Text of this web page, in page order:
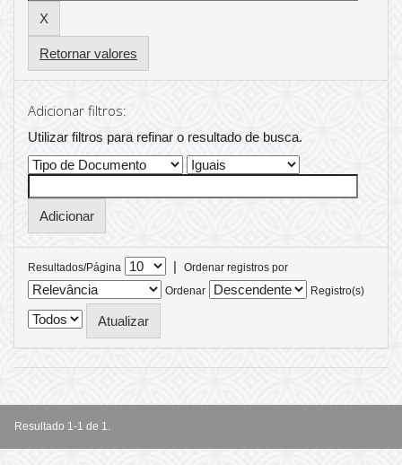
Retornar valores
Adicionar filtros:
Utilizar filtros para refinar o resultado de busca.
Resultados/Página |
Ordenar registros por
Ordenar
Registro(s)
Resultado 1-1 de 1.